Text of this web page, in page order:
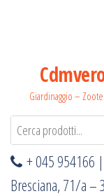
Giardinaggio –
+ 045 954166
Bresciana, 71/a –